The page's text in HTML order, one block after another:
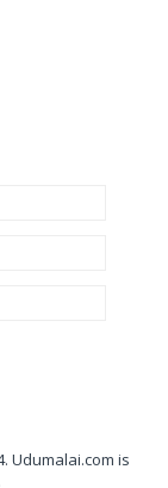
Udumalai.com is